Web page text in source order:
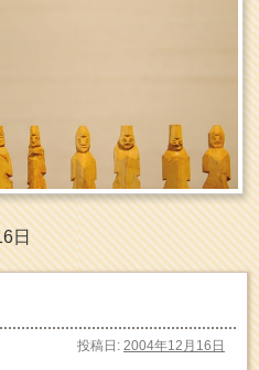
日
投稿日: 2004年12月16日